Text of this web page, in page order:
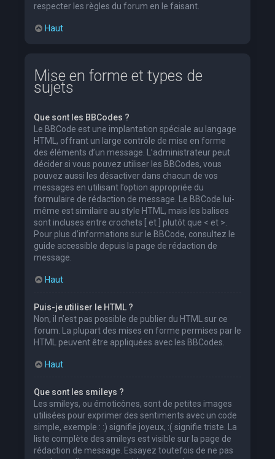
respecter les règles du forum en le faisant.
Haut
Mise en forme et types de
sujets
Que sont les BBCodes ?
Le BBCode est une implantation spéciale au langage
HTML, offrant un large contrôle de mise en forme
des éléments d’un message. L’administrateur peut
décider si vous pouvez utiliser les BBCodes, vous
pouvez aussi les désactiver dans chacun de vos
messages en utilisant l’option appropriée du
formulaire de rédaction de message. Le BBCode lui-
même est similaire au style HTML, mais les balises
sont incluses entre crochets [ et ] plutôt que < et >.
Pour plus d’informations sur le BBCode, consultez le
guide accessible depuis la page de rédaction de
message.
Haut
Puis-je utiliser le HTML ?
Non, il n’est pas possible de publier du HTML sur ce
forum. La plupart des mises en forme permises par le
HTML peuvent être appliquées avec les BBCodes.
Haut
Que sont les smileys ?
Les smileys, ou émoticônes, sont de petites images
utilisées pour exprimer des sentiments avec un code
simple, exemple : :) signifie joyeux, :( signifie triste. La
liste complète des smileys est visible sur la page de
rédaction de message. Essayez toutefois de ne pas